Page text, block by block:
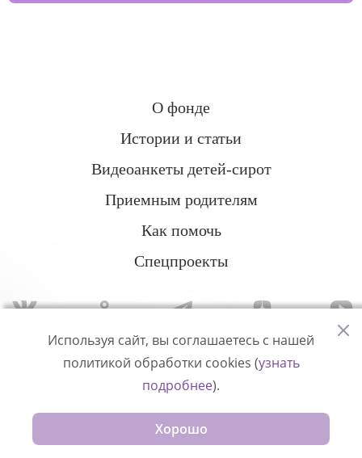
О фонде
Истории и статьи
Видеоанкеты детей-сирот
Приемным родителям
Как помочь
Спецпроекты
Политика конфиденциальности
© Измени одну жизнь
Используя сайт, вы соглашаетесь с нашей
политикой обработки cookies (узнать
подробнее).
Хорошо